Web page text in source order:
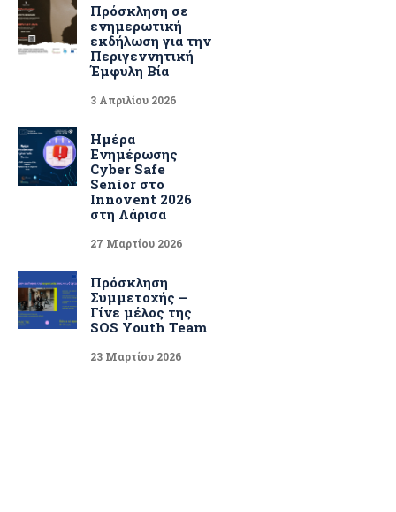
Πρόσκληση σε
ενημερωτική
εκδήλωση για την
Περιγεννητική
Έμφυλη Βία
3 Απριλίου 2026
Ημέρα
Ενημέρωσης
Cyber Safe
Senior στο
Innovent 2026
στη Λάρισα
27 Μαρτίου 2026
Πρόσκληση
Συμμετοχής –
Γίνε μέλος της
SOS Youth Team
23 Μαρτίου 2026